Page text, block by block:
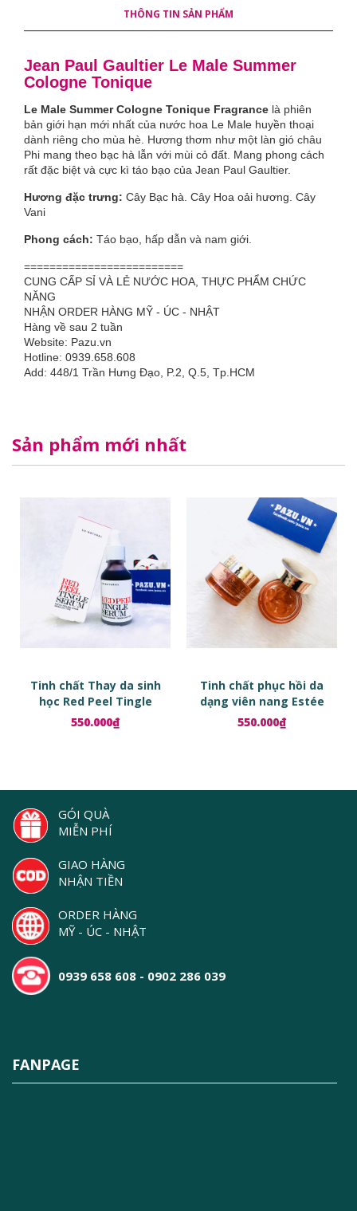
THÔNG TIN SẢN PHẨM
Jean Paul Gaultier Le Male Summer
Cologne Tonique
Le Male Summer Cologne Tonique Fragrance là phiên
bản giới hạn mới nhất của nước hoa Le Male huyền thoại
dành riêng cho mùa hè. Hương thơm như một làn gió châu
Phi mang theo bạc hà lẫn với mùi cỏ đất. Mang phong cách
rất đặc biệt và cực kì táo bạo của Jean Paul Gaultier.
Hương đặc trưng: Cây Bạc hà. Cây Hoa oải hương. Cây
Vani
Phong cách: Táo bạo, hấp dẫn và nam giới.
=========================
CUNG CẤP SỈ VÀ LẺ NƯỚC HOA, THỰC PHẨM CHỨC
NĂNG
NHẬN ORDER HÀNG MỸ - ÚC - NHẬT
Hàng về sau 2 tuần
Website: Pazu.vn
Hotline: 0939.658.608
Add: 448/1 Trần Hưng Đạo, P.2, Q.5, Tp.HCM
Sản phẩm mới nhất
Tinh chất Thay da sinh
học Red Peel Tingle
Serum
550.000₫
Tinh chất phục hồi da
dạng viên nang Estée
Lauder Advanced Night
Repair Ampoules
550.000₫
GÓI QUÀ
MIỄN PHÍ
GIAO HÀNG
NHẬN TIỀN
ORDER HÀNG
MỸ - ÚC - NHẬT
0939 658 608 - 0902 286 039
FANPAGE